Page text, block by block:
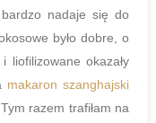
nadaje się do
było dobre, o
liofilizowane okazały
makaron szanghajski
razem trafiłam na